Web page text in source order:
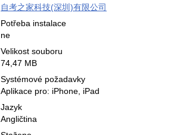
自考之家科技(深圳)有限公司
Potřeba instalace
ne
Velikost souboru
74,47 MB
Systémové požadavky
Aplikace pro: iPhone, iPad
Jazyk
Angličtina